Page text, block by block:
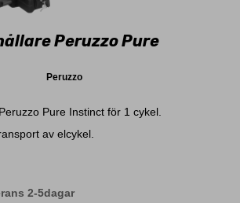
Peruzzo Pure
Peruzzo
Pure Instinct för 1 cykel.
av elcykel.
2-5dagar